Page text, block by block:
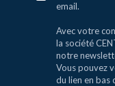
email.
Avec votre
la société
notre
Vous pouvez
du lien en bas